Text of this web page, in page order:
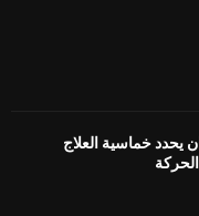
يحدد خماسية العلاج